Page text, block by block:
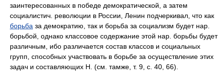
заинтересованных в победе демократической, а затем
социалистич. революции в России, Ленин подчеркивал, что как
борьба за демократию, так и борьба за социализм будет нар.
борьбой, однако классовое содержание этой нар. борьбы будет
различным, ибо различается состав классов и социальных
групп, способных участвовать в борьбе за осуществление этих
задач и составляющих Н. (см. тамже, т. 9, с. 40, 66).